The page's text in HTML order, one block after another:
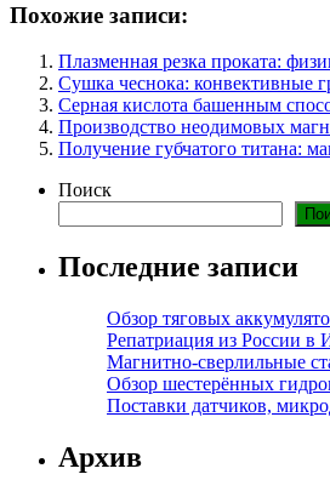
Похожие записи:
Плазменная резка проката:
Сушка чеснока: конвективные
Серная кислота башенным
Производство неодимовых
Получение губчатого титана:
Поиск
Последние записи
Обзор тяговых
Репатриация из России в
Магнитно-сверлильные
Обзор шестерённых
Поставки датчиков,
Архив